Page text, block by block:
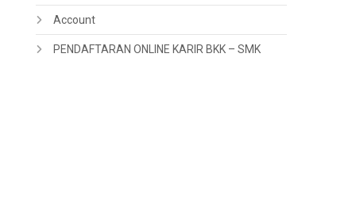
Account
PENDAFTARAN ONLINE KARIR BKK – SMK